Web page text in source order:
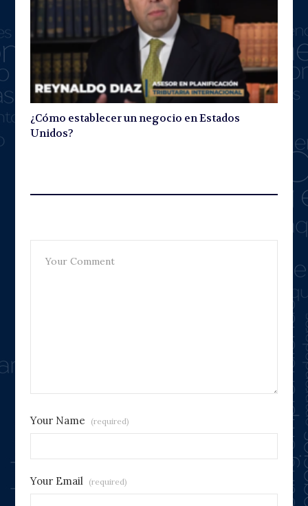
¿Cómo establecer un negocio en Estados
Unidos?
Your Name (required)
Your Email (required)